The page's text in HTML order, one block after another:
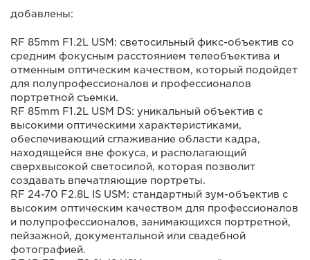
добавлены:
RF 85mm F1.2L USM: светосильный фикс-объектив со
средним фокусным расстоянием телеобъектива и
отменным оптическим качеством, который подойдет
для полупрофессионалов и профессионалов
портретной съемки.
RF 85mm F1.2L USM DS: уникальный объектив с
высокими оптическими характеристиками,
обеспечивающий сглаживание области кадра,
находящейся вне фокуса, и располагающий
сверхвысокой светосилой, которая позволит
создавать впечатляющие портреты.
RF 24-70 F2.8L IS USM: стандартный зум-объектив с
высоким оптическим качеством для профессионалов
и полупрофессионалов, занимающихся портретной,
пейзажной, документальной или свадебной
фотографией.